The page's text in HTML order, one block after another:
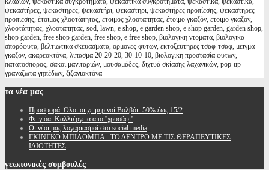
ψεκαστήρες, ψεκαστηρες, ψεκαστήρι, ψεκαστηρι, ψεκαστήρες προπίεσης, ψεκαστηρες
προπιεσης, έτοιμος χλοοτάπητας, ετοιμος χλοοταπητας, έτοιμο γκαζόν, ετοιμο γκαζον,
χλοοτάπητας, χλοοταπητας, sod, lawn, e shop, e garden shop, e shop garden, garden shop,
shop garden, free shop garden, free shop, e free shop, βιολογικη ντοματα, βιολογικα
σπορόφυτα, βελτιωτικα σκευασματα, ορμονες φυτων, εκτοξευτηρες τσαφ-τσαφ, μειγμα
γκαζον, ακαρεοκτόνα, λιπασμα 20-20-20, 30-10-10, βιολογικη προστασία φυτων,
πατατοσπορος, σακοι μανιταριών, μουσαμάδες, διχτυά σκίασης λαχανικών, pop-up
γραναζωτα γηπέδων, ζιζανιοκτόνα
τα νέα μας
Προσφορά: Όλοι οι χειμερινοί Βολβόι -50% έως 15/2
Φειγιόα: Καλλιέργεια απο ''χρυσάφι''
Oι νέοι μας λογαριασμοί στα social media
ΓΚΙΝΓΚΟ ΜΠΙΛΟΜΠΑ - ΤΟ ΔΕΝΤΡΟ ΜΕ ΤΙΣ ΘΕΡΑΠΕΥΤΙΚΕΣ
ΙΔΙΟΤΗΤΕΣ
γεωπονικές συμβουλές